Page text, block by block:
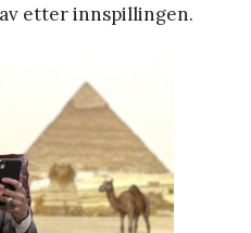
etter innspillingen.